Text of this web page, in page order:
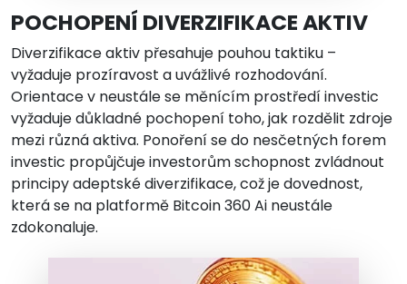
POCHOPENÍ DIVERZIFIKACE AKTIV
Diverzifikace aktiv přesahuje pouhou taktiku –
vyžaduje prozíravost a uvážlivé rozhodování.
Orientace v neustále se měnícím prostředí investic
vyžaduje důkladné pochopení toho, jak rozdělit zdroje
mezi různá aktiva. Ponoření se do nesčetných forem
investic propůjčuje investorům schopnost zvládnout
principy adeptské diverzifikace, což je dovednost,
která se na platformě Bitcoin 360 Ai neustále
zdokonaluje.